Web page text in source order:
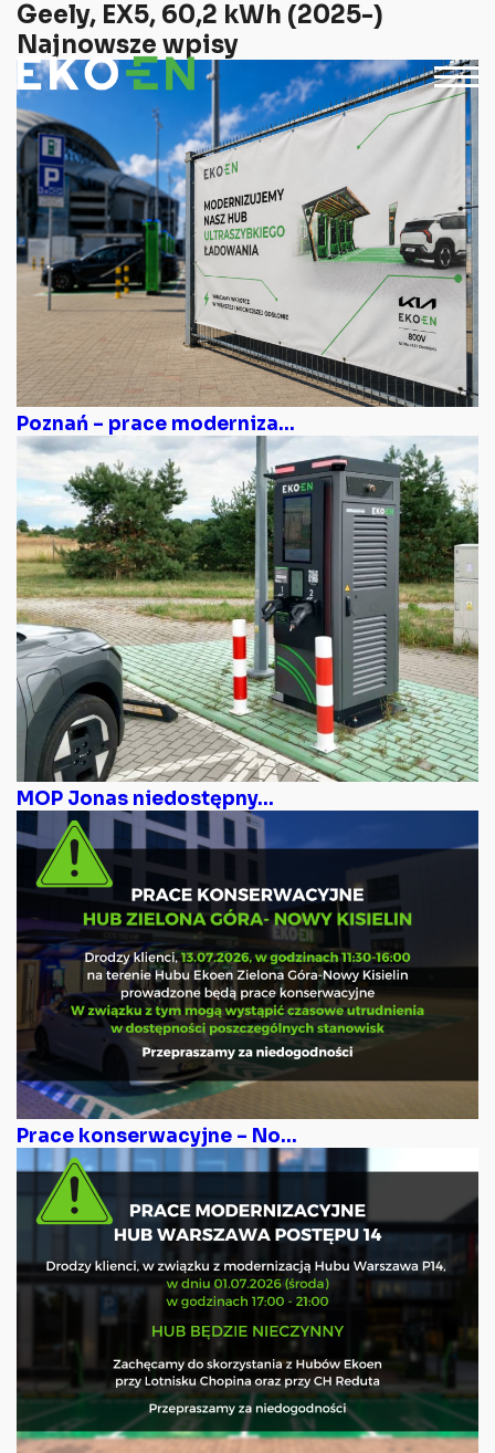
Geely, EX5, 60,2 kWh (2025-)
Najnowsze wpisy
Poznań – prace moderniza...
MOP Jonas niedostępny...
Prace konserwacyjne – No...